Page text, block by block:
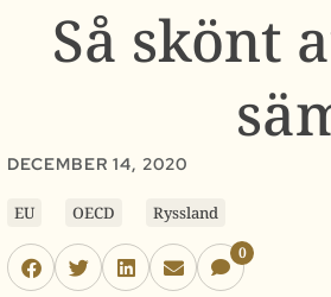
Så skönt
DECEMBER 14, 2020
EU OECD Ryssland
0